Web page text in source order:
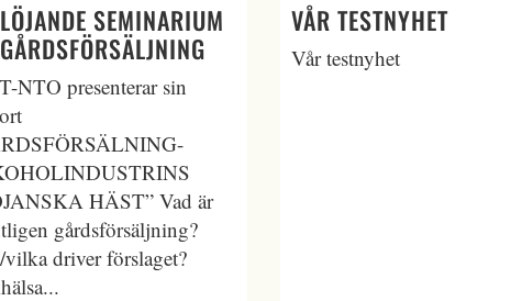
SEMINARIUM
NTO presenterar sin
HÄST” Vad är
gårdsförsäljning?
vilka driver förslaget?
VÅR TESTNYHET
Vår testnyhet